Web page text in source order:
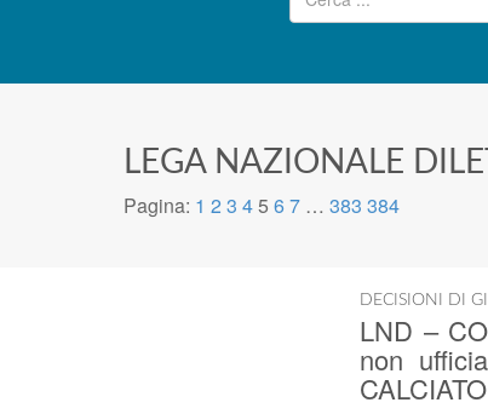
LEGA NAZIONALE
Pagina: 1 2 3 45 67 … 383 384
DECISIONI DI
LND –
non